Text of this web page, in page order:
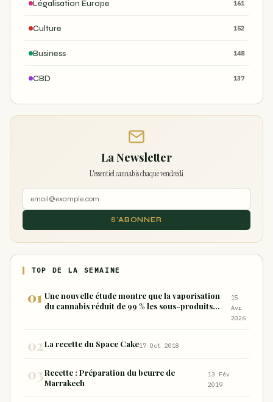
Légalisation Europe 161
Culture 152
Business 148
CBD 137
La Newsletter
L'essentiel cannabis chaque vendredi
S'ABONNER
TOP DE LA SEMAINE
Une nouvelle étude montre que la vaporisation
du cannabis réduit de 99 % les sous-produits
15
Avr
2026
La recette du Space Cake17 Oct 2018
Recette : Préparation du beurre de
Marrakech
13 Fév
2019